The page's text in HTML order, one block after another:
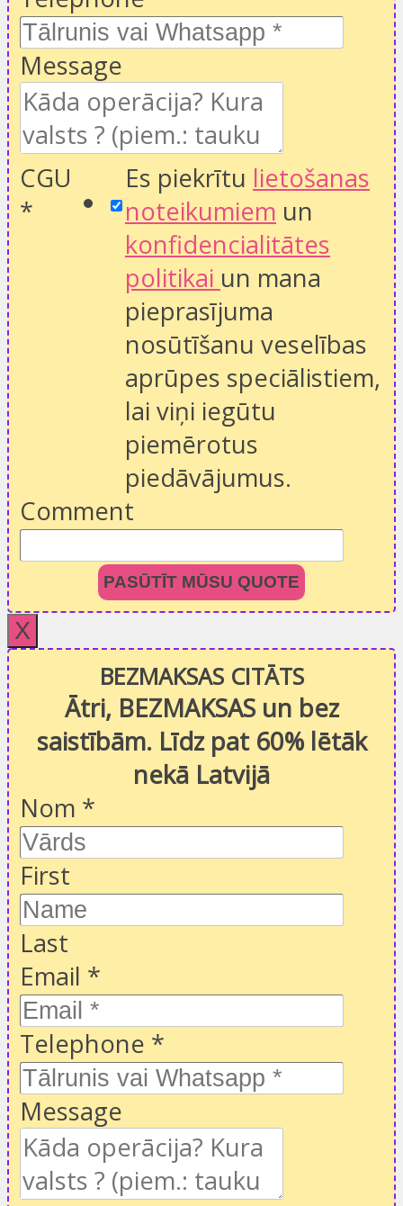
Message
CGU
*
Es piekrītu lietošanas
noteikumiem un
konfidencialitātes
politikai un mana
pieprasījuma
nosūtīšanu veselības
aprūpes speciālistiem,
lai viņi iegūtu
piemērotus
piedāvājumus.
Comment
PASŪTĪT MŪSU QUOTE
X
BEZMAKSAS CITĀTS
Ātri, BEZMAKSAS un bez
saistībām. Līdz pat 60% lētāk
nekā Latvijā
Nom *
First
Last
Email *
Telephone *
Message